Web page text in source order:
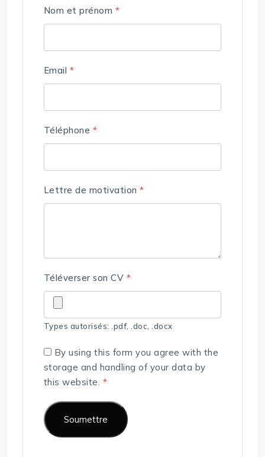
Nom et prénom *
Email *
Téléphone *
Lettre de motivation*
Téléverser son CV *
Types autorisés: .pdf, .doc, .docx
By using this form you agree with the
storage and handling of your data by
this website. *